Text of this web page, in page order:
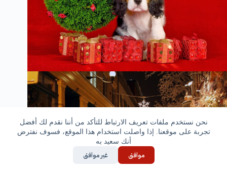
نحن نستخدم ملفات تعريف الارتباط للتأكد من أننا نقدم لك أفضل
تجربة على موقعنا. إذا واصلت استخدام هذا الموقع، فسوف نفترض
أنك سعيد به
موافق غير موافق